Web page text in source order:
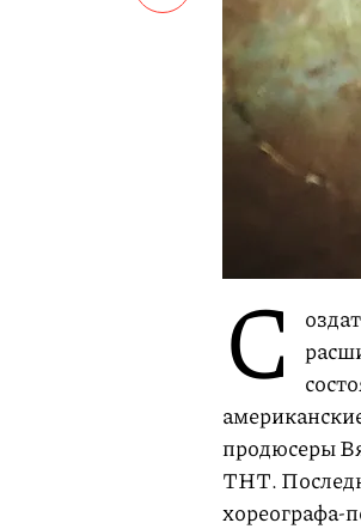
С
продюсеры
ТНТ.
хореографа-